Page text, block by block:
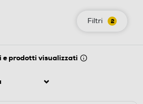
Filtri 2
e prodotti visualizzati